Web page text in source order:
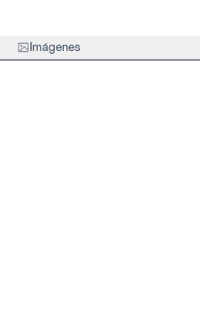
Imágenes